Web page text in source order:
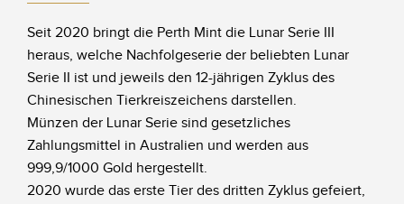
Seit 2020 bringt die Perth Mint die Lunar Serie III
heraus, welche Nachfolgeserie der beliebten Lunar
Serie II ist und jeweils den 12-jährigen Zyklus des
Chinesischen Tierkreiszeichens darstellen.
Münzen der Lunar Serie sind gesetzliches
Zahlungsmittel in Australien und werden aus
999,9/1000 Gold hergestellt.
2020 wurde das erste Tier des dritten Zyklus gefeiert,